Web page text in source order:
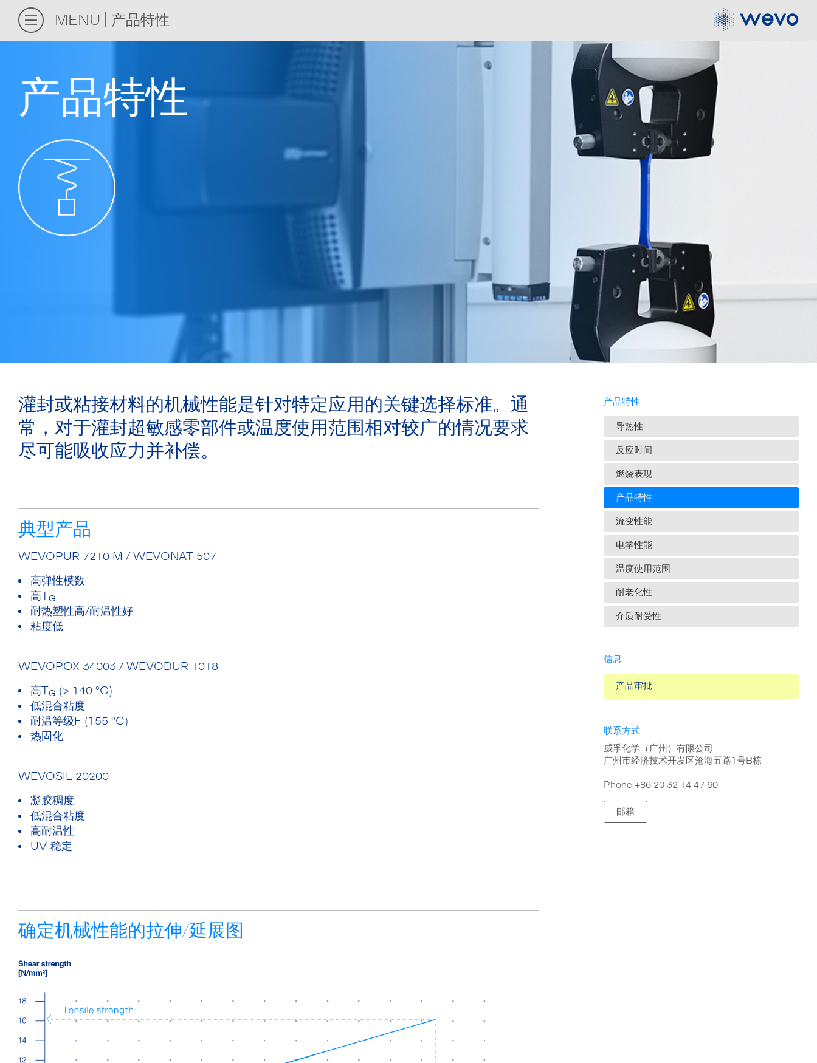
MENU 产品特性
产品特性
灌封或粘接材料的机械性能是针对特定应用的关键选择标准。通
常，对于灌封超敏感零部件或温度使用范围相对较广的情况要求
尽可能吸收应力并补偿。
典型产品
WEVOPUR 7210 M / WEVONAT 507
高弹性模数
高T
G
耐热塑性高/耐温性好
粘度低
WEVOPOX 34003 / WEVODUR 1018
高T G (> 140 °C)
低混合粘度
耐温等级F (155 °C)
热固化
WEVOSIL 20200
凝胶稠度
低混合粘度
高耐温性
UV-稳定
确定机械性能的拉伸/延展图
产品特性
导热性
反应时间
燃烧表现
产品特性
流变性能
电学性能
温度使用范围
耐老化性
介质耐受性
信息
产品审批
联系方式
威孚化学（广州）有限公司
广州市经济技术开发区沧海五路1号B栋
Phone +86 20 32 14 47 60
邮箱